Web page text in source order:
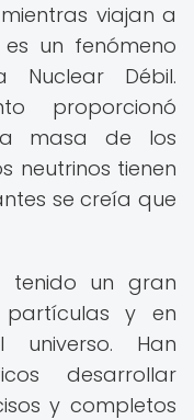
viajan a
un fenómeno
Nuclear Débil.
proporcionó
masa de los
neutrinos tienen
se creía que
tenido un gran
y en
universo. Han
desarrollar
y completos